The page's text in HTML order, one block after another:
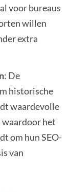
voor bureaus
willen
extra
: De
historische
waardevolle
het
om hun SEO-
van